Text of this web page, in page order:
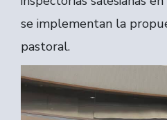
se implementan la
pastoral.